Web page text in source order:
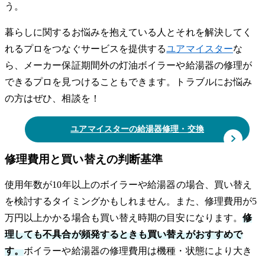
う。
暮らしに関するお悩みを抱えている人とそれを解決してく
れるプロをつなぐサービスを提供するユアマイスターな
ら、メーカー保証期間外の灯油ボイラーや給湯器の修理が
できるプロを見つけることもできます。トラブルにお悩み
の方はぜひ、相談を！
ユアマイスターの給湯器修理・交換
修理費用と買い替えの判断基準
使用年数が10年以上のボイラーや給湯器の場合、買い替え
を検討するタイミングかもしれません。また、修理費用が5
万円以上かかる場合も買い替え時期の目安になります。 修
理しても不具合が頻発するときも買い替えがおすすめで
す。ボイラーや給湯器の修理費用は機種・状態により大き